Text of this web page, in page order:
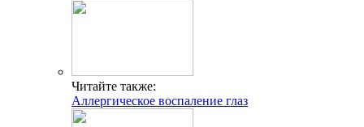
Читайте также:
Аллергическое воспаление глаз